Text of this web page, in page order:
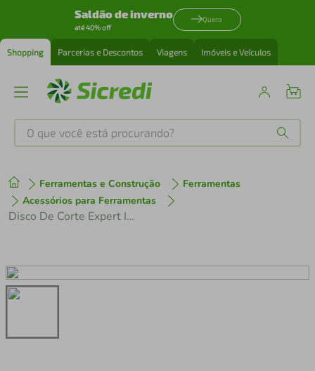
Saldão de inverno
até 40% off
Quero
Shopping Parcerias e Descontos Viagens Imóveis e Veículos
O que você está procurando?
Ferramentas e Construção
Ferramentas
Acessórios para Ferramentas
Disco De Corte Expert Inox 180x1,6x22,23mm
1º tenis